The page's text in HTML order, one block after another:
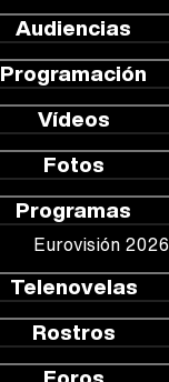
Audiencias
Programación
Vídeos
Fotos
Programas
Eurovisión 2026
Telenovelas
Rostros